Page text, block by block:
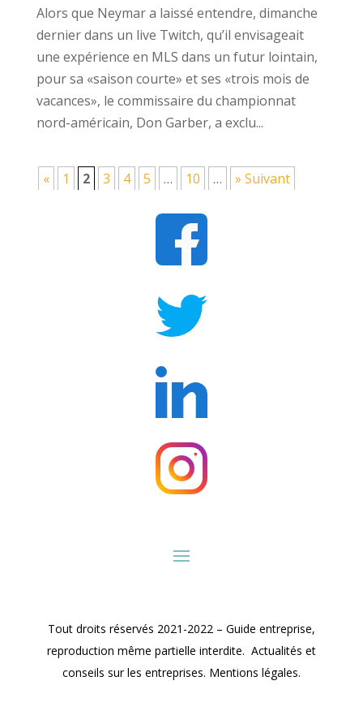
Alors que Neymar a laissé entendre, dimanche
dernier dans un live Twitch, qu’il envisageait
une expérience en MLS dans un futur lointain,
pour sa «saison courte» et ses «trois mois de
vacances», le commissaire du championnat
nord-américain, Don Garber, a exclu...
« 1 2 3 4 5 … 10 … » Suivant
Tout droits réservés 2021-2022 – Guide entreprise,
reproduction même partielle interdite. Actualités et
conseils sur les entreprises. Mentions légales.